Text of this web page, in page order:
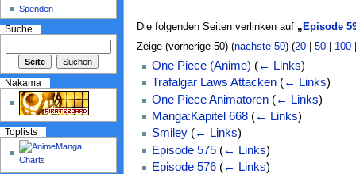
Die folgenden Seiten verlinken auf „ Episode
Zeige (vorherige 50) (nächste 50) (20| 50| 100
One Piece (Anime) (← Links)
Trafalgar Laws Attacken (← Links)
One Piece Animatoren (← Links)
Manga:Kapitel 668 (← Links)
Smiley (← Links)
Episode 575 (← Links)
Episode 576 (← Links)
Spenden
Suche
Nakama
Toplists